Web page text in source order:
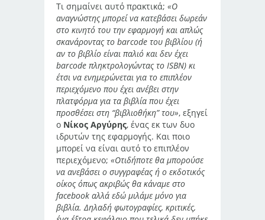
Τι σημαίνει αυτό πρακτικά; «Ο
αναγνώστης μπορεί να κατεβάσει δωρεάν
στο κινητό του την εφαρμογή και απλώς
σκανάροντας το barcode του βιβλίου (ή
αν το βιβλίο είναι παλιό και δεν έχει
barcode πληκτρολογώντας το ISBN) κι
έτσι να ενημερώνεται για το επιπλέον
περιεχόμενο που έχει ανέβει στην
πλατφόρμα για τα βιβλία που έχει
προσθέσει στη “βιβλιοθήκη” του», εξηγεί
ο Νίκος Αργύρης, ένας εκ των δυο
ιδρυτών της εφαρμογής. Και ποιο
μπορεί να είναι αυτό το επιπλέον
περιεχόμενο; «Οτιδήποτε θα μπορούσε
να ανεβάσει ο συγγραφέας ή ο εκδοτικός
οίκος όπως ακριβώς θα κάναμε στο
facebook αλλά εδώ μιλάμε μόνο για
βιβλία. Δηλαδή φωτογραφίες, κριτικές,